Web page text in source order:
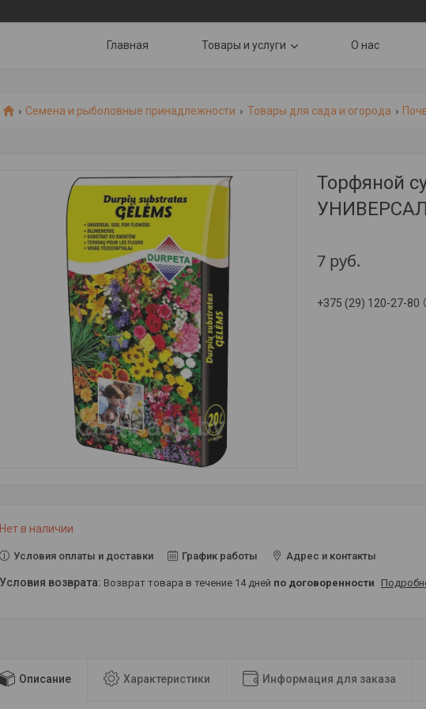
Главная Товары и услуги О нас
Семена и рыболовные принадлежности Товары для сада и огорода
Торфяной
7 руб.
+375 (29) 120-27-80
Нет в наличии
Условия оплаты и доставки График работы Адрес и контакты
возврат товара в течение 14 дней по договоренности
Описание Характеристики Информация для заказа